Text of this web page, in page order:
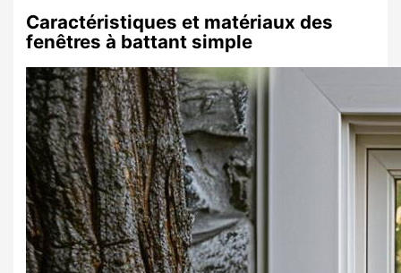
Caractéristiques et matériaux des
fenêtres à battant simple